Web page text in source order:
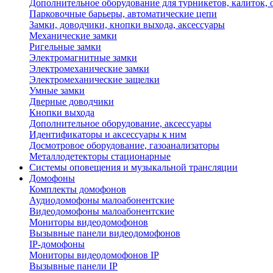
Дополнительное оборудование для турникетов, калиток,
Парковочные барьеры, автоматические цепи
Замки, доводчики, кнопки выхода, аксессуары
Механические замки
Ригельные замки
Электромагнитные замки
Электромеханические замки
Электромеханические защелки
Умные замки
Дверные доводчики
Кнопки выхода
Дополнительное оборудование, аксессуары
Идентификаторы и аксессуары к ним
Досмотровое оборудование, газоанализаторы
Металлодетекторы стационарные
Системы оповещения и музыкальной трансляции
Домофоны
Комплекты домофонов
Аудиодомофоны малоабонентские
Видеодомофоны малоабонентские
Мониторы видеодомофонов
Вызывные панели видеодомофонов
IP-домофоны
Мониторы видеодомофонов IP
Вызывные панели IP